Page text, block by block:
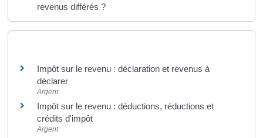
revenus différés ?
Impôt sur le revenu : déclaration et revenus à
déclarer
Argent
Impôt sur le revenu : déductions, réductions et
crédits d'impôt
Argent